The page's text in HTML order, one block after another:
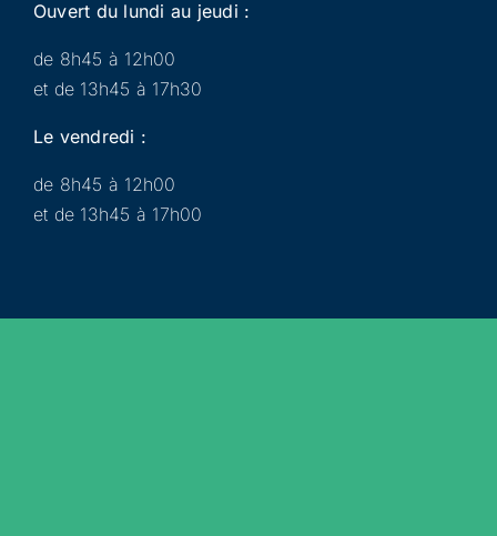
Ouvert du lundi au jeudi :
de 8h45 à 12h00
et de 13h45 à 17h30
Le vendredi :
de 8h45 à 12h00
et de 13h45 à 17h00